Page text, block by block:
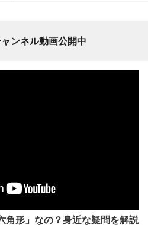
ンネル動画公開中
角形」なの？身近な疑問を解説